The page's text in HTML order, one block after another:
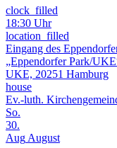
clock_filled
18:30 Uhr
location_filled
Eingang des
„Eppendorfer Park/
UKE, 20251 Hamburg
house
Ev.-luth.
So.
30.
Aug August